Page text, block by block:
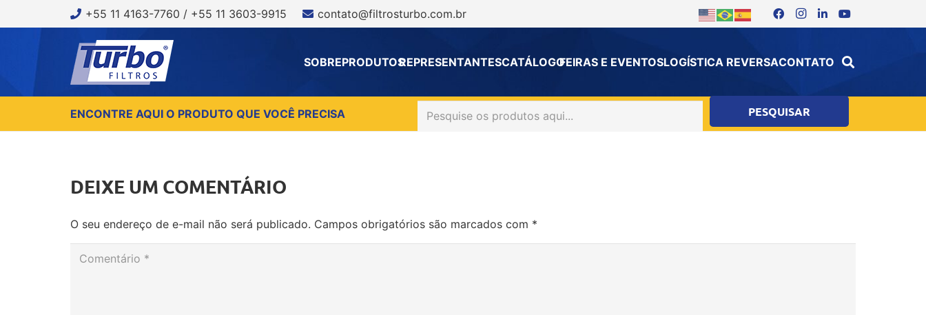
+55 11 4163-7760 / +55 11 3603-9915 contato@filtrosturbo.com.br
SOBREPRODUTOSREPRESENTANTESCATÁLOGOFEIRAS E EVENTOSLOGÍSTICA REVERSACONTATO
ENCONTRE AQUI O PRODUTO QUE VOCÊ PRECISA
DEIXE UM COMENTÁRIO
O seu endereço de e-mail não será publicado. Campos obrigatórios são marcados com *